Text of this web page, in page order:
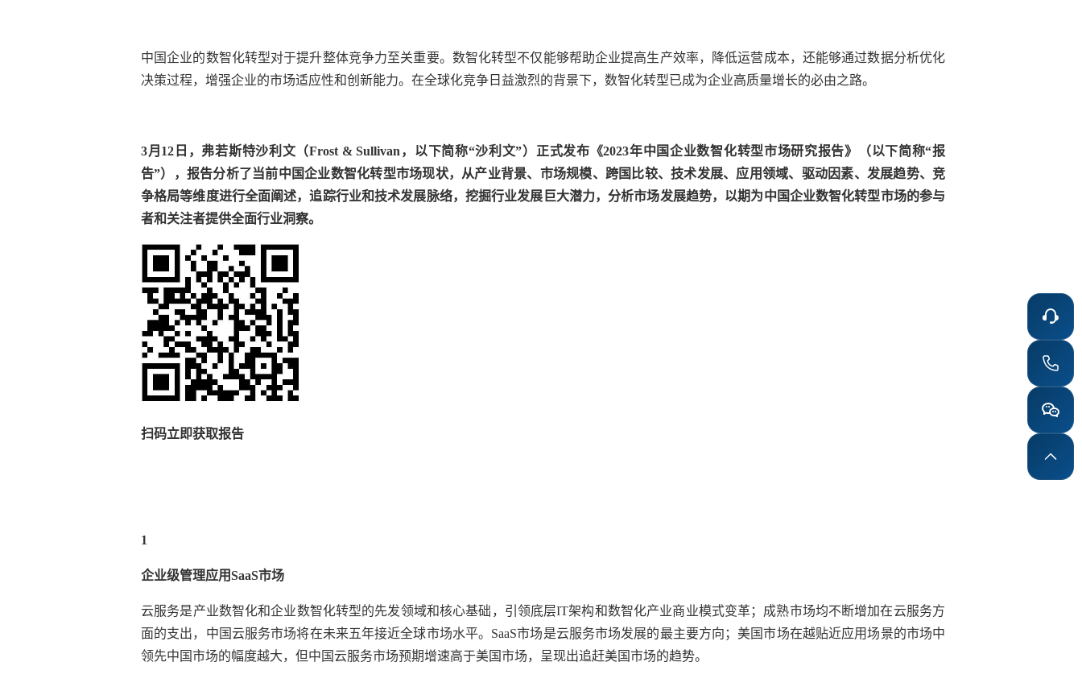
中国企业的数智化转型对于提升整体竞争力至关重要。数智化转型不仅能够帮助企业提高生产效率，降低运营成本，还能够通过数据分析优化
决策过程，增强企业的市场适应性和创新能力。在全球化竞争日益激烈的背景下，数智化转型已成为企业高质量增长的必由之路。
3月12日，弗若斯特沙利文（Frost & Sullivan，以下简称“沙利文”）正式发布《2023年中国企业数智化转型市场研究报告》（以下简称“报
告”），报告分析了当前中国企业数智化转型市场现状，从产业背景、市场规模、跨国比较、技术发展、应用领域、驱动因素、发展趋势、竞
争格局等维度进行全面阐述，追踪行业和技术发展脉络，挖掘行业发展巨大潜力，分析市场发展趋势，以期为中国企业数智化转型市场的参与
者和关注者提供全面行业洞察。
扫码立即获取报告
1
企业级管理应用SaaS市场
云服务是产业数智化和企业数智化转型的先发领域和核心基础，引领底层IT架构和数智化产业商业模式变革；成熟市场均不断增加在云服务方
面的支出，中国云服务市场将在未来五年接近全球市场水平。SaaS市场是云服务市场发展的最主要方向；美国市场在越贴近应用场景的市场中
领先中国市场的幅度越大，但中国云服务市场预期增速高于美国市场，呈现出追赶美国市场的趋势。